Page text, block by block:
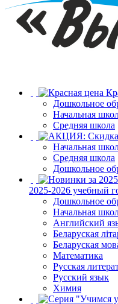
Дошкольное
Начальная
Средняя школа
Начальная
Средняя школа
Дошкольное
2025-2026 учебный
Дошкольное
Начальная
Английский
Беларуская
Беларуская
Математика
Русская
Русский язык
Химия